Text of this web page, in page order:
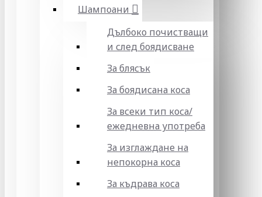
Шампоани
Дълбоко почистващи
и след боядисване
За блясък
За боядисана коса
За всеки тип коса/
ежедневна употреба
За изглаждане на
непокорна коса
За къдрава коса